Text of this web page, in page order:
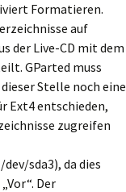
Formatieren.
auf
der Live-CD mit dem
GParted muss
Stelle noch eine
Ext4 entschieden,
zugreifen
sda3), da dies
Der